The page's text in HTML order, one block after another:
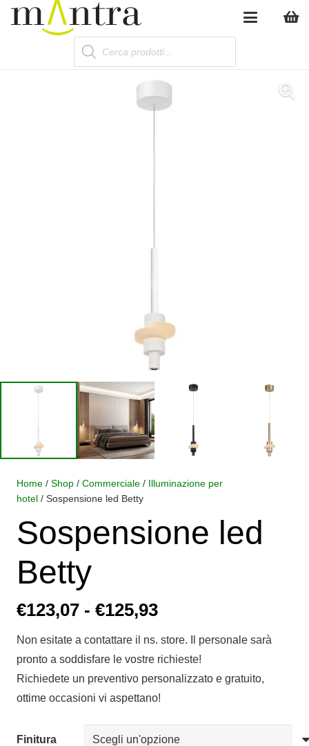
Products
search
Home / Shop / Commerciale / Illuminazione per
hotel / Sospensione led Betty
Sospensione led
Betty
€123,07 - €125,93Fascia
prezzo:
da
€123,07
a
€125,93
Non esitate a contattare il ns. store. Il personale sarà
pronto a soddisfare le vostre richieste!
Richiedete un preventivo personalizzato e gratuito,
ottime occasioni vi aspettano!
Finitura